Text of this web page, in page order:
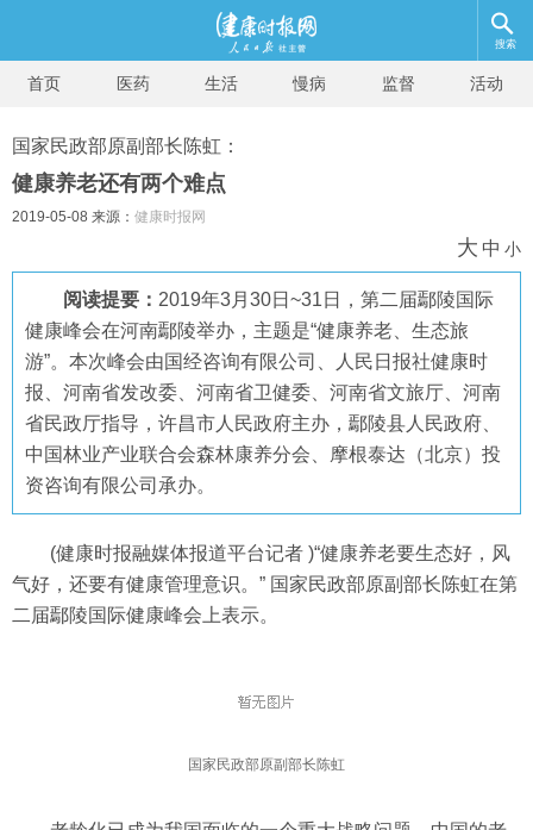
搜索
首页 医药 生活 慢病 监督 活动
国家民政部原副部长陈虹：
健康养老还有两个难点
2019-05-08 来源： 健康时报网
大 中 小
阅读提要： 2019年3月30日~31日，第二届鄢陵国际
健康峰会在河南鄢陵举办，主题是“健康养老、生态旅
游”。本次峰会由国经咨询有限公司、人民日报社健康时
报、河南省发改委、河南省卫健委、河南省文旅厅、河南
省民政厅指导，许昌市人民政府主办，鄢陵县人民政府、
中国林业产业联合会森林康养分会、摩根泰达（北京）投
资咨询有限公司承办。
(健康时报融媒体报道平台记者 )“健康养老要生态好，风
气好，还要有健康管理意识。” 国家民政部原副部长陈虹在第
二届鄢陵国际健康峰会上表示。
国家民政部原副部长陈虹